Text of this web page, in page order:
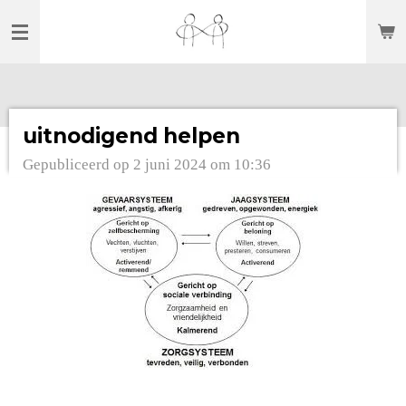
Ga
hoofdinhoud
uitnodigend helpen
Gepubliceerd op 2 juni 2024 om 10:36